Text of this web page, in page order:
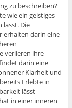
zu beschreiben?
wie ein geistiges
lässt. Die
erhalten darin eine
verlieren ihre
darin eine
Klarheit und
Erlebte in
lässt
in einer inneren